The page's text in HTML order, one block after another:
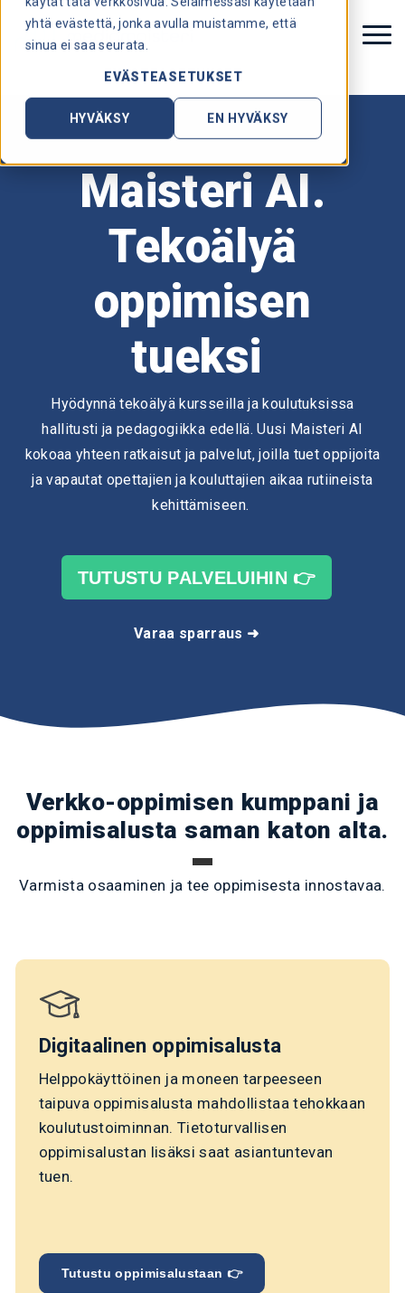
yhtä evästettä, jonka avulla muistamme, että
sinua ei saa seurata.
EVÄSTEASETUKSET
HYVÄKSY EN HYVÄKSY
Maisteri AI.
Tekoälyä
oppimisen
tueksi
Hyödynnä tekoälyä kursseilla ja koulutuksissa
hallitusti ja pedagogiikka edellä. Uusi Maisteri AI
kokoaa yhteen ratkaisut ja palvelut, joilla tuet oppijoita
ja vapautat opettajien ja kouluttajien aikaa rutiineista
kehittämiseen.
TUTUSTU PALVELUIHIN 👉
Varaa sparraus ➜
Verkko-oppimisen kumppani ja
oppimisalusta saman katon alta.
Varmista osaaminen ja tee oppimisesta innostavaa.
Digitaalinen oppimisalusta
Helppokäyttöinen ja moneen tarpeeseen
taipuva oppimisalusta mahdollistaa tehokkaan
koulutustoiminnan. Tietoturvallisen
oppimisalustan lisäksi saat asiantuntevan
tuen.
Tutustu oppimisalustaan 👉